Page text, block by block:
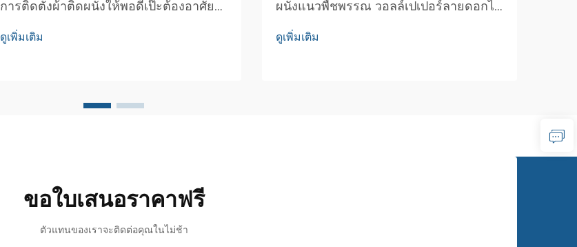
การติดตั้งผ้าติดผนังให้พอดีเป๊ะต้องอาศัย
ละเอียด ไม่ว่าคุณจะปรับปรุงห้องเดียวหรือ
ดูเพิ่มเติม
ผนังแนวพืชพรรณ วอลล์เปเปอร์ลายดอกไม้
ธรรมชาติมาสู่พื้นที่ภายในบ้านทุกแห่ง องค์
ดูเพิ่มเติม
ขอใบเสนอราคาฟรี
ตัวแทนของเราจะติดต่อคุณในไม่ช้า